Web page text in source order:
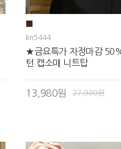
kn5444
★금요특가 자정마감
턴 캡소매 니트탑
13,980원 27,980원